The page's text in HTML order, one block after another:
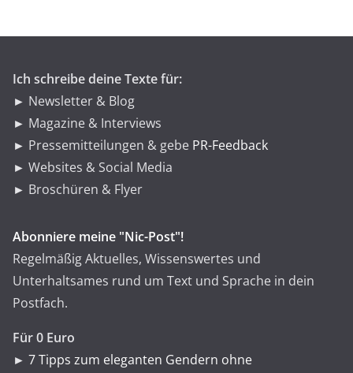
Ich schreibe deine Texte für:
► Newsletter & Blog
► Magazine & Interviews
► Pressemitteilungen & gebe PR-Feedback
► Websites & Social Media
► Broschüren & Flyer
Abonniere meine "Nic-Post"!
Regelmäßig Aktuelles, Wissenswertes und
Unterhaltsames rund um Text und Sprache in dein
Postfach.
Für 0 Euro
► 7 Tipps zum eleganten Gendern ohne